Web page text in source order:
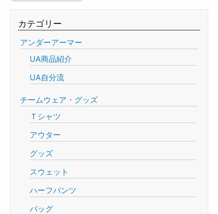
カテゴリー
アンダーアーマー
UA商品紹介
UA自分流
チームウェア・グッズ
Ｔシャツ
アウター
グッズ
スウェット
ハーフパンツ
バッグ